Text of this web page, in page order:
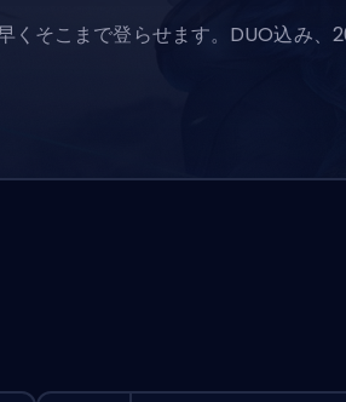
そこまで登らせます。DUO込み、